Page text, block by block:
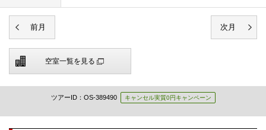
空室一覧を見る
ツアーID：OS-389490 キャンセル実質0円キャンペーン